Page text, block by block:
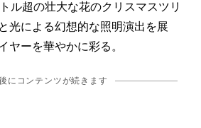
ル超の壮大な花のクリスマスツリ
光による幻想的な照明演出を展
ヤーを華やかに彩る。
にコンテンツが続きます